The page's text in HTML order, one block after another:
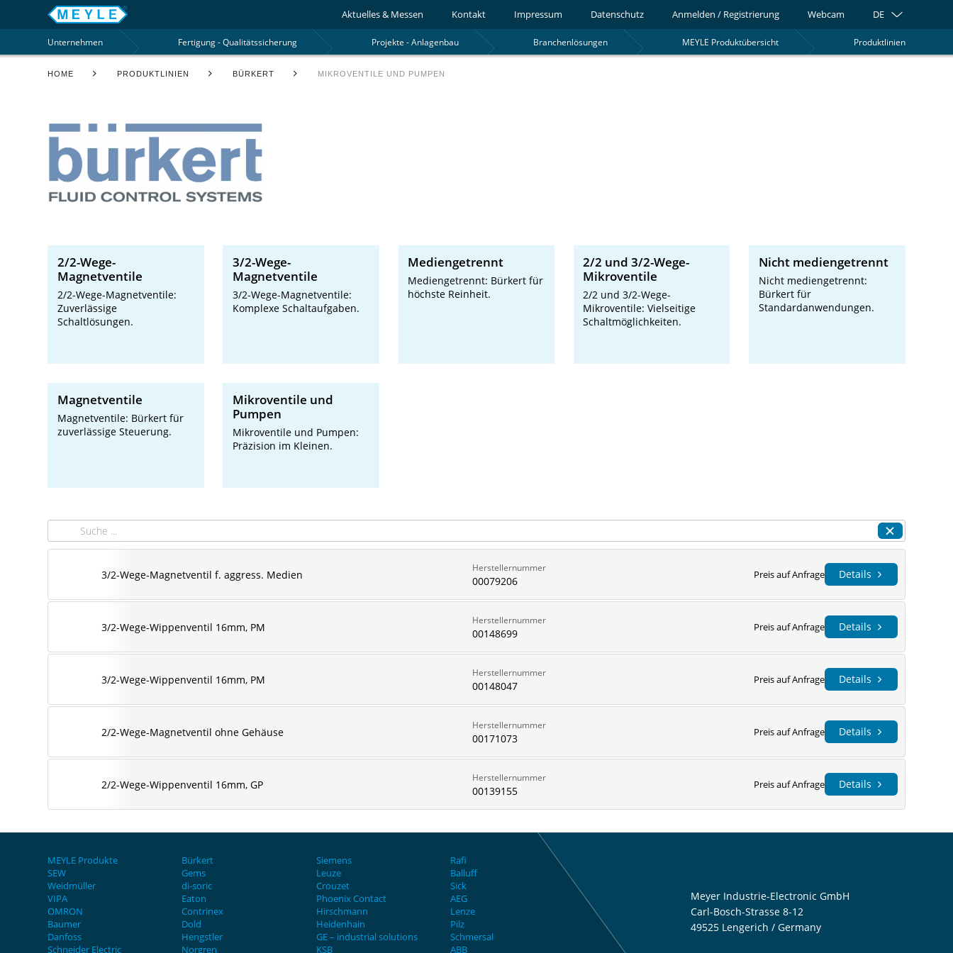
Aktuelles & Messen Kontakt Impressum Datenschutz Anmelden / Registrierung Webcam DE
Produktlinien
MEYLE Produktübersicht
Branchenlösungen
Projekte - Anlagenbau
Fertigung - Qualitätssicherung
Unternehmen
HOME PRODUKTLINIEN BÜRKERT MIKROVENTILE UND PUMPEN
2/2-Wege-
Magnetventile
2/2-Wege-Magnetventile:
Zuverlässige
Schaltlösungen.
3/2-Wege-
Magnetventile
3/2-Wege-Magnetventile:
Komplexe Schaltaufgaben.
Mediengetrennt
Mediengetrennt: Bürkert für
höchste Reinheit.
2/2 und 3/2-Wege-
Mikroventile
2/2 und 3/2-Wege-
Mikroventile: Vielseitige
Schaltmöglichkeiten.
Nicht mediengetrennt
Nicht mediengetrennt:
Bürkert für
Standardanwendungen.
Magnetventile
Magnetventile: Bürkert für
zuverlässige Steuerung.
Mikroventile und
Pumpen
Mikroventile und Pumpen:
Präzision im Kleinen.
3/2-Wege-Magnetventil f. aggress. Medien
Herstellernummer
00079206 Preis auf Anfrage Details
3/2-Wege-Wippenventil 16mm, PM
Herstellernummer
00148699 Preis auf Anfrage Details
3/2-Wege-Wippenventil 16mm, PM
Herstellernummer
00148047 Preis auf Anfrage Details
2/2-Wege-Magnetventil ohne Gehäuse
Herstellernummer
00171073 Preis auf Anfrage Details
2/2-Wege-Wippenventil 16mm, GP
Herstellernummer
00139155 Preis auf Anfrage Details
MEYLE Produkte Bürkert Siemens
Rafi
SEW
Gems Leuze
Balluff
Weidmüller
di-soric Crouzet
Sick
VIPA
Eaton Phoenix Contact
AEG
OMRON
Contrinex Hirschmann
Lenze
Baumer
Dold Heidenhain
Pilz
Danfoss
Hengstler GE – industrial solutions
Schmersal
Schneider Electric
Norgren KSB ABB
Meyer Industrie-Electronic GmbH
Carl-Bosch-Strasse 8-12
49525 Lengerich / Germany